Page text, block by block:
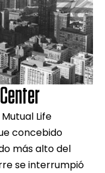
Life
concebido
más alto del
se interrumpió